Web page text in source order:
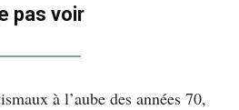
pas voir
à l’aube des années 70,